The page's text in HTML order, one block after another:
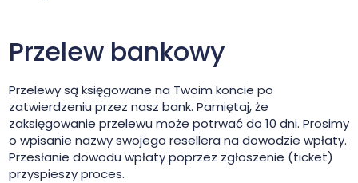
Przelew bankowy
Przelewy są księgowane na Twoim koncie po
zatwierdzeniu przez nasz bank. Pamiętaj, że
zaksięgowanie przelewu może potrwać do 10 dni. Prosimy
o wpisanie nazwy swojego resellera na dowodzie wpłaty.
Przesłanie dowodu wpłaty poprzez zgłoszenie (ticket)
przyspieszy proces.